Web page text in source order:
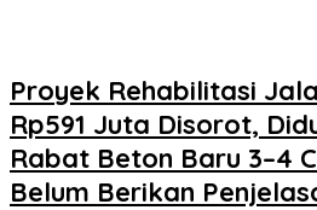
Proyek Rehabilitasi
Rp591 Juta Disorot,
Rabat Beton Baru 3–4
Belum Berikan